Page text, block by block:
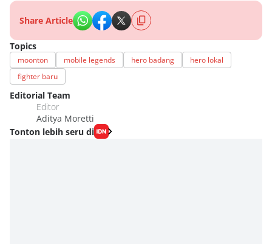
Share Article
Topics
moonton mobile legends hero badang
hero lokal
fighter baru
Editorial Team
Editor
Aditya Moretti
Tonton lebih seru di